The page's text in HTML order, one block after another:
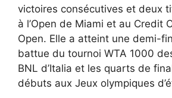
victoires consécutives et deux
à l’Open de Miami et au Credit
Open. Elle a atteint une demi-
battue du tournoi WTA 1000
BNL d’Italia et les quarts de
débuts aux Jeux olympiques